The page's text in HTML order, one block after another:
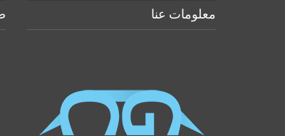
معلومات عنا